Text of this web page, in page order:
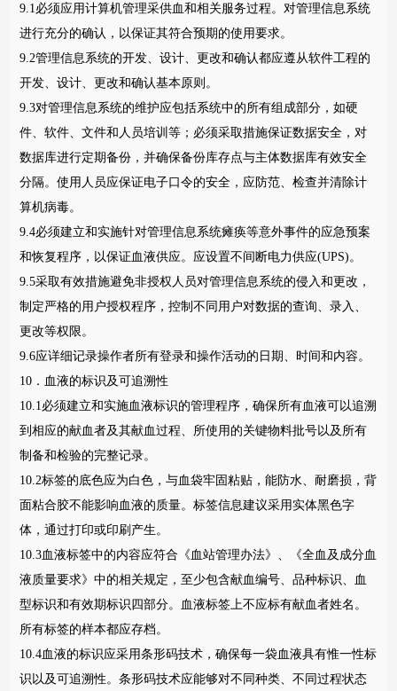
9.1必须应用计算机管理采供血和相关服务过程。对管理信息系统
进行充分的确认，以保证其符合预期的使用要求。
9.2管理信息系统的开发、设计、更改和确认都应遵从软件工程的
开发、设计、更改和确认基本原则。
9.3对管理信息系统的维护应包括系统中的所有组成部分，如硬
件、软件、文件和人员培训等；必须采取措施保证数据安全，对
数据库进行定期备份，并确保备份库存点与主体数据库有效安全
分隔。使用人员应保证电子口令的安全，应防范、检查并清除计
算机病毒。
9.4必须建立和实施针对管理信息系统瘫痪等意外事件的应急预案
和恢复程序，以保证血液供应。应设置不间断电力供应(UPS)。
9.5采取有效措施避免非授权人员对管理信息系统的侵入和更改，
制定严格的用户授权程序，控制不同用户对数据的查询、录入、
更改等权限。
9.6应详细记录操作者所有登录和操作活动的日期、时间和内容。
10．血液的标识及可追溯性
10.1必须建立和实施血液标识的管理程序，确保所有血液可以追溯
到相应的献血者及其献血过程、所使用的关键物料批号以及所有
制备和检验的完整记录。
10.2标签的底色应为白色，与血袋牢固粘贴，能防水、耐磨损，背
面粘合胶不能影响血液的质量。标签信息建议采用实体黑色字
体，通过打印或印刷产生。
10.3血液标签中的内容应符合《血站管理办法》、《全血及成分血
液质量要求》中的相关规定，至少包含献血编号、品种标识、血
型标识和有效期标识四部分。血液标签上不应标有献血者姓名。
所有标签的样本都应存档。
10.4血液的标识应采用条形码技术，确保每一袋血液具有惟一性标
识以及可追溯性。条形码技术应能够对不同种类、不同过程状态